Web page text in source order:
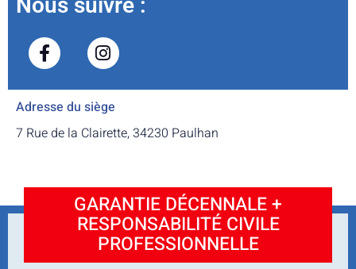
Adresse du siège
7 Rue de la Clairette, 34230 Paulhan
GARANTIE DÉCENNALE +
RESPONSABILITÉ CIVILE
PROFESSIONNELLE